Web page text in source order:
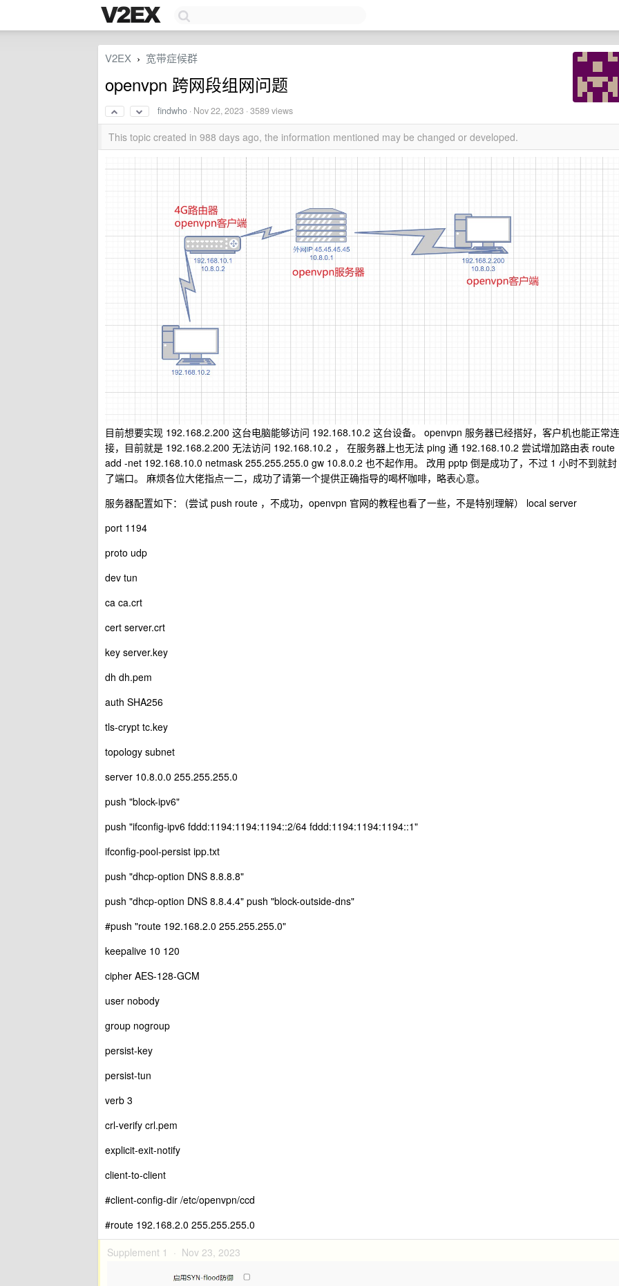
V2EX › 宽带症候群
openvpn 跨网段组网问题
findwho · Nov 22, 2023 · 3589 views
This topic created in 988 days ago, the information mentioned may be changed or developed.
目前想要实现 192.168.2.200 这台电脑能够访问 192.168.10.2 这台设备。 openvpn 服务器已经搭好，客户机也能正常连
接，目前就是 192.168.2.200 无法访问 192.168.10.2 ， 在服务器上也无法 ping 通 192.168.10.2 尝试增加路由表 route
add -net 192.168.10.0 netmask 255.255.255.0 gw 10.8.0.2 也不起作用。 改用 pptp 倒是成功了，不过 1 小时不到就封
了端口。 麻烦各位大佬指点一二，成功了请第一个提供正确指导的喝杯咖啡，略表心意。
服务器配置如下： (尝试 push route ，不成功，openvpn 官网的教程也看了一些，不是特别理解） local server
port 1194
proto udp
dev tun
ca ca.crt
cert server.crt
key server.key
dh dh.pem
auth SHA256
tls-crypt tc.key
topology subnet
server 10.8.0.0 255.255.255.0
push "block-ipv6"
push "ifconfig-ipv6 fddd:1194:1194:1194::2/64 fddd:1194:1194:1194::1"
ifconfig-pool-persist ipp.txt
push "dhcp-option DNS 8.8.8.8"
push "dhcp-option DNS 8.8.4.4" push "block-outside-dns"
#push "route 192.168.2.0 255.255.255.0"
keepalive 10 120
cipher AES-128-GCM
user nobody
group nogroup
persist-key
persist-tun
verb 3
crl-verify crl.pem
explicit-exit-notify
client-to-client
#client-config-dir /etc/openvpn/ccd
#route 192.168.2.0 255.255.255.0
Supplement 1 · Nov 23, 2023